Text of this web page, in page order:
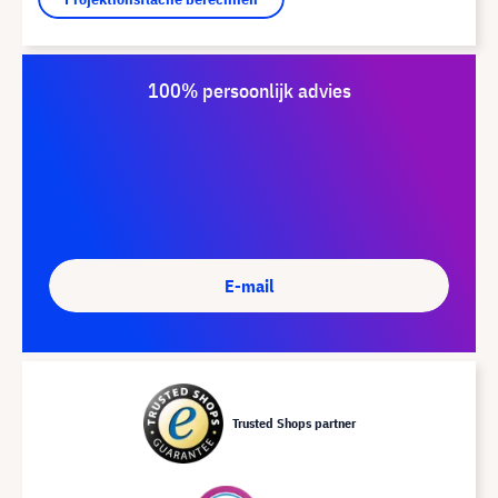
100% persoonlijk advies
E-mail
Trusted Shops partner